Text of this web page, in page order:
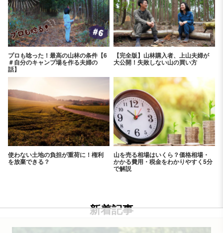
プロも唸った！最高の山林の条件【6
＃自分のキャンプ場を作る夫婦の
話】
【完全版】山林購入者、上山夫婦が
大公開！失敗しない山の買い方
使わない土地の負担が重荷に！権利
を放棄できる？
山を売る相場はいくら？価格相場・
かかる費用・税金をわかりやすく5分
で解説
新着記事